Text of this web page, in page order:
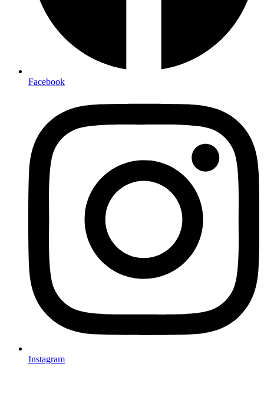
Facebook
Instagram